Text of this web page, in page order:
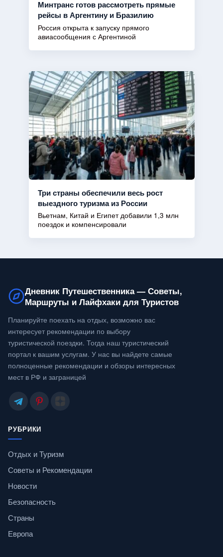
Минтранс готов рассмотреть прямые
рейсы в Аргентину и Бразилию
Россия открыта к запуску прямого
авиасообщения с Аргентиной
Три страны обеспечили весь рост
выездного туризма из России
Вьетнам, Китай и Египет добавили 1,3 млн
поездок и компенсировали
Дневник Путешественника — Советы,
Маршруты и Лайфхаки для Туристов
Планируйте поехать на отдых, возможно вас
интересует рекомендации по выбору
туристической поездки. Тогда наш туристический
портал к вашим услугам. У нас вы найдете самые
полноценные рекомендации и обзоры интересных
мест в РФ и заграницей
РУБРИКИ
Отдых и Туризм
Советы и Рекомендации
Новости
Безопасность
Страны
Европа